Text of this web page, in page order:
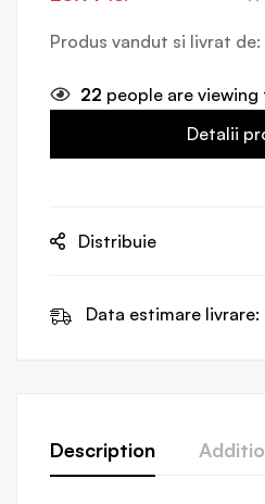
Produs vandut si livrat de:
22 people are
Detalii
Distribuie
Data estimare livrare:
Description